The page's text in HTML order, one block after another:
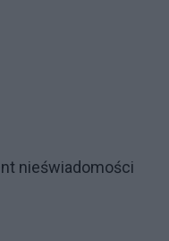
nieświadomości